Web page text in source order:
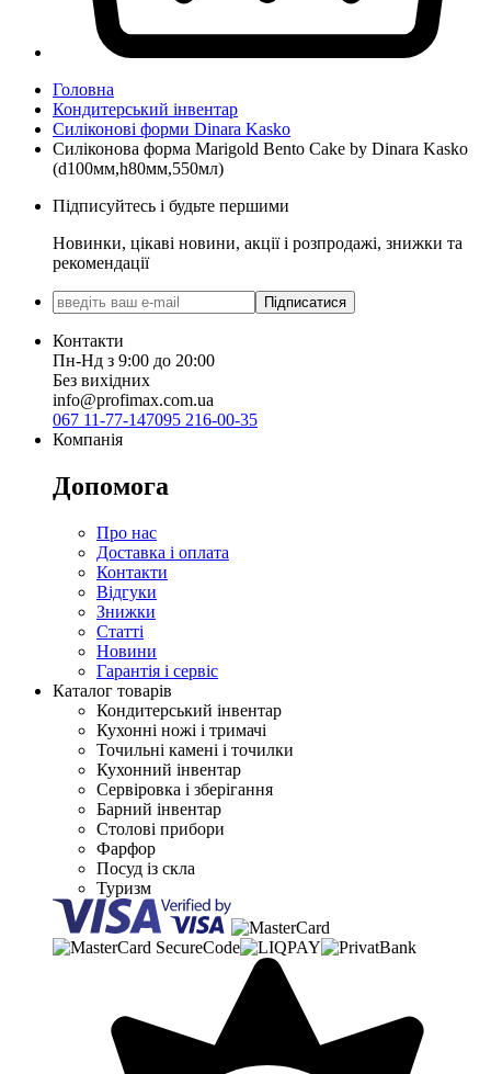
Головна
Кондитерський інвентар
Силіконові форми Dinara Kasko
Силіконова форма Marigold Bento Cake by Dinara Kasko
(d100мм,h80мм,550мл)
Підписуйтесь і будьте першими
Новинки, цікаві новини, акції і розпродажі, знижки та
рекомендації
Підписатися
Контакти
Пн-Нд з 9:00 до 20:00
Без вихідних
info@profimax.com.ua
067 11-77-147095 216-00-35
Компанія
Допомога
Про нас
Доставка і оплата
Контакти
Відгуки
Знижки
Статті
Новини
Гарантія і сервіс
Каталог товарів
Кондитерський інвентар
Кухонні ножі і тримачі
Точильні камені і точилки
Кухонний інвентар
Сервіровка і зберігання
Барний інвентар
Столові прибори
Фарфор
Посуд із скла
Туризм